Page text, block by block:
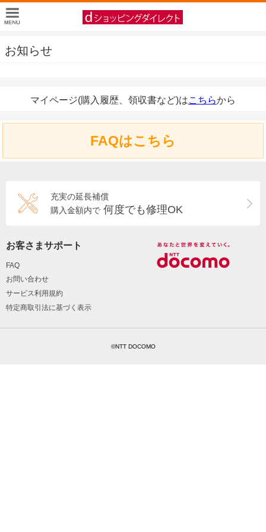
お知らせ
マイページ(購入履歴、領収書など)はこちらから
FAQはこちら
充実の延長補償
購入金額内で 何度でも修理OK
お客さまサポート
FAQ
お問い合わせ
サービス利用規約
特定商取引法に基づく表示
©NTT DOCOMO